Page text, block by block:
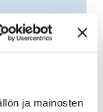
ja mainosten
ja
hyvin
–